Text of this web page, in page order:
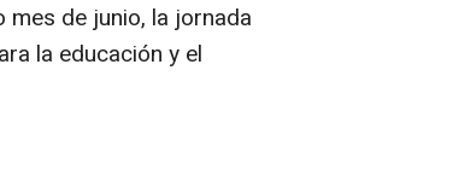
mes de junio, la jornada
la educación y el